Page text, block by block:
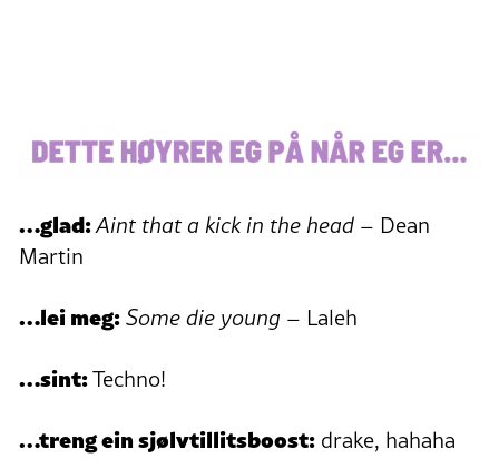
…glad:Aint that a kick in the head – Dean
Martin
…lei meg:Some die young – Laleh
…sint:Techno!
…treng ein sjølvtillitsboost: drake, hahaha